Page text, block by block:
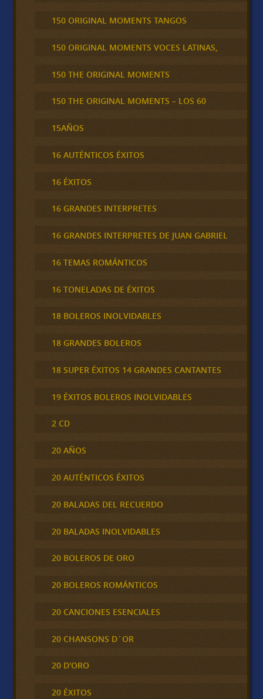
150 ORIGINAL MOMENTS TANGOS
150 ORIGINAL MOMENTS VOCES LATINAS,
150 THE ORIGINAL MOMENTS
150 THE ORIGINAL MOMENTS – LOS 60
15AÑOS
16 AUTÉNTICOS ÉXITOS
16 ÉXITOS
16 GRANDES INTERPRETES
16 GRANDES INTERPRETES DE JUAN GABRIEL
16 TEMAS ROMÁNTICOS
16 TONELADAS DE ÉXITOS
18 BOLEROS INOLVIDABLES
18 GRANDES BOLEROS
18 SUPER ÉXITOS 14 GRANDES CANTANTES
19 ÉXITOS BOLEROS INOLVIDABLES
2 CD
20 AÑOS
20 AUTÉNTICOS ÉXITOS
20 BALADAS DEL RECUERDO
20 BALADAS INOLVIDABLES
20 BOLEROS DE ORO
20 BOLEROS ROMÁNTICOS
20 CANCIONES ESENCIALES
20 CHANSONS D´OR
20 D'ORO
20 ÉXITOS